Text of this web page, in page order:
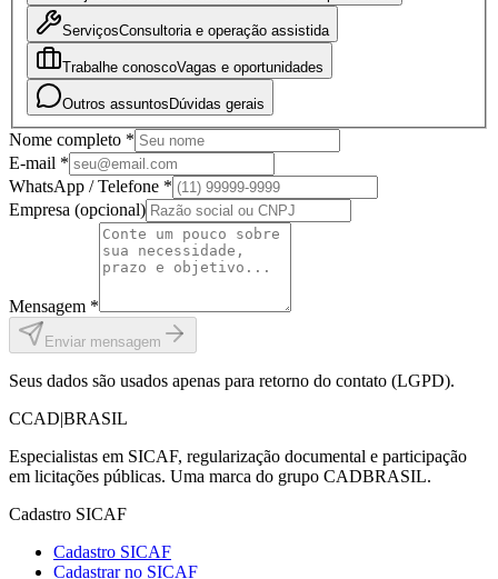
ServiçosConsultoria e operação assistida
Trabalhe conoscoVagas e oportunidades
Outros assuntos Dúvidas gerais
Nome completo *
E-mail *
WhatsApp / Telefone *
Empresa (opcional)
Mensagem *
Enviar mensagem
Seus dados são usados apenas para retorno do contato (LGPD).
CCAD|BRASIL
Especialistas em SICAF, regularização documental e participação
em licitações públicas. Uma marca do grupo CADBRASIL.
Cadastro SICAF
Cadastro SICAF
Cadastrar no SICAF